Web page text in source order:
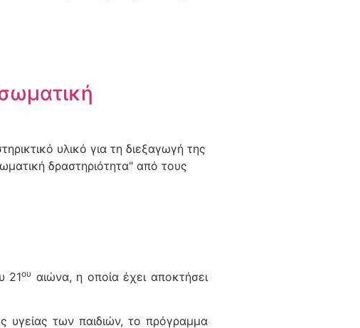
υλικό για τη διεξαγωγή της
δραστηριότητα" από τους
21ου αιώνα, η οποία έχει αποκτήσει
υγείας των παιδιών, το πρόγραμμα